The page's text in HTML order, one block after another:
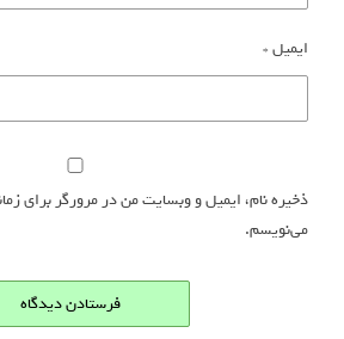
ایمیل*
ذخیره نام، ایمیل و وبسایت من در مرورگر برای
می‌نویسم.